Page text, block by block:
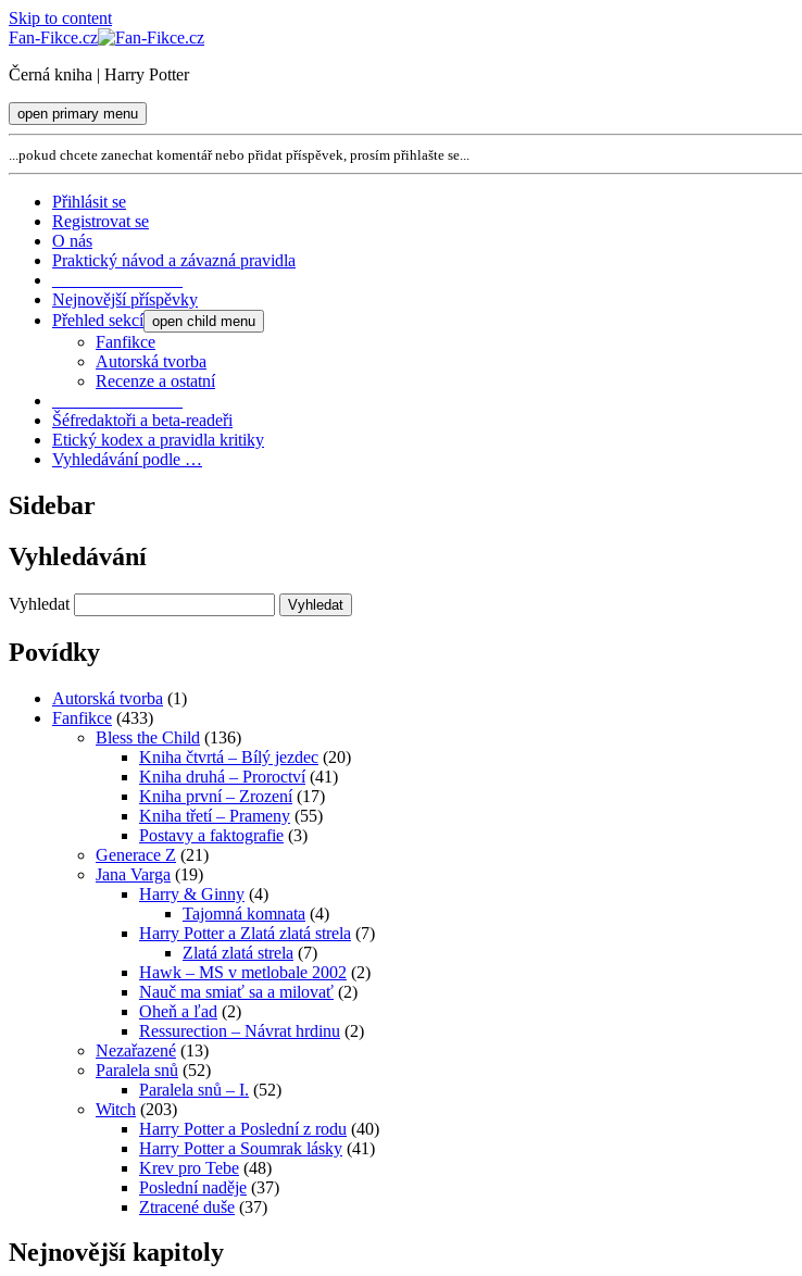
Skip to content
Fan-Fikce.cz
Černá kniha | Harry Potter
open primary menu
...pokud chcete zanechat komentář nebo přidat příspěvek, prosím přihlašte se...
Přihlásit se
Registrovat se
O nás
Praktický návod a závazná pravidla
Nejnovější příspěvky
Přehled sekcí open child menu
Fanfikce
Autorská tvorba
Recenze a ostatní
Šéfredaktoři a beta-readeři
Etický kodex a pravidla kritiky
Vyhledávání podle …
Sidebar
Vyhledávání
Vyhledat
Povídky
Autorská tvorba (1)
Fanfikce (433)
Bless the Child (136)
Kniha čtvrtá – Bílý jezdec (20)
Kniha druhá – Proroctví(41)
Kniha první – Zrození(17)
Kniha třetí – Prameny (55)
Postavy a faktografie (3)
Generace Z (21)
Jana Varga (19)
Harry & Ginny (4)
Tajomná komnata (4)
Harry Potter a Zlatá zlatá strela (7)
Zlatá zlatá strela (7)
Hawk – MS v metlobale 2002 (2)
Nauč ma smiať sa a milovať (2)
Oheň a ľad (2)
Ressurection – Návrat hrdinu (2)
Nezařazené (13)
Paralela snů (52)
Paralela snů – I. (52)
Witch (203)
Harry Potter a Poslední z rodu (40)
Harry Potter a Soumrak lásky (41)
Krev pro Tebe (48)
Poslední naděje (37)
Ztracené duše (37)
Nejnovější kapitoly